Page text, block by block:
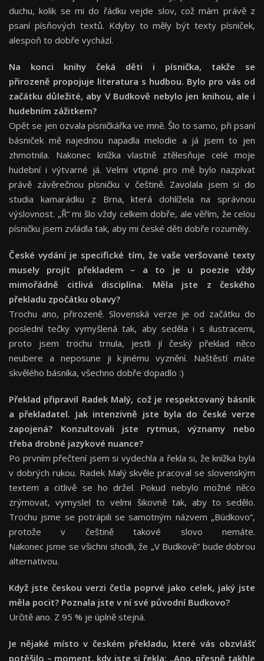
duchu, kolik se mi do řádku vejde slov, což mám právě z
psaní písňových textů. Kdyby to měly být texty písniček,
alespoň to dobře vychází.
Na konci knihy čeká děti i písnička, takže se
přirozeně propojuje literatura s hudbou. Bylo pro vás od
začátku důležité, aby V Budkově nebylo jen knihou, ale i
hudebním zážitkem?
Opět se jen ozvala písničkářka ve mně. Šlo to samo, při psaní
básniček mě najednou napadla melodie a já jsem to jen
zhmotnila. Nakonec knížka vlastně ztělesňuje celé moje
hudební i výtvarné já. Velmi vtipné pro mě bylo nazpívat
právě závěrečnou písničku v češtině. Zavolala jsem si do
studia kamarádku z Brna, která dohlížela na správnou
výslovnost. „Ř“ mi šlo vždy celkem dobře, ale věřím, že celou
písničku jsem zvládla tak, aby mi české děti dobře rozuměly.
České vydání je specifické tím, že vaše veršované texty
musely projít překladem – a to je u poezie vždy
mimořádně citlivá disciplína. Měla jste z českého
překladu zpočátku obavy?
Trochu ano, přirozeně. Slovenská verze je od začátku do
poslední tečky vymyšlená tak, aby seděla i s ilustracemi,
proto jsem trochu trnula, jestli jí český překlad něco
neubere a neposune ji k jinému vyznění. Naštěstí máte
skvělého básníka, všechno dobře dopadlo :)
Překlad připravil Radek Malý, což je respektovaný básník
a překladatel. Jak intenzivně jste byla do české verze
zapojená? Konzultovali jste rytmus, významy nebo
třeba drobné jazykové nuance?
Po prvním přečtení jsem si vydechla a řekla si, že knížka byla
v dobrých rukou. Radek Malý skvěle pracoval se slovenským
textem a citlivě se ho držel. Pokud nebylo možné něco
zrýmovat, vymyslel to velmi šikovně tak, aby to sedělo.
Trochu jsme se potrápili se samotným názvem „Búdkovo“,
protože v češtině takové slovo nemáte.
Nakonec jsme se všichni shodli, že „V Budkově“ bude dobrou
alternativou.
Když jste českou verzi četla poprvé jako celek, jaký jste
měla pocit? Poznala jste v ní své původní Budkovo?
Určitě ano. Z 95 % je úplně stejná.
Je nějaké místo v českém překladu, které vás obzvlášť
potěšilo – moment, kdy jste si řekla: „Ano, přesně takhle